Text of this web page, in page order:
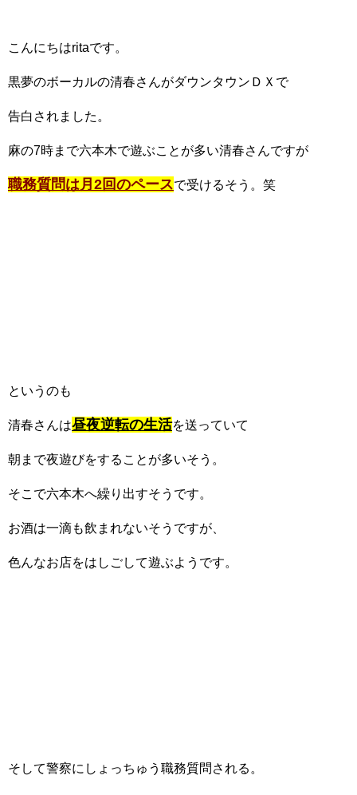
こんにちはritaです。
黒夢のボーカルの清春さんがダウンタウンＤＸで
告白されました。
麻の7時まで六本木で遊ぶことが多い清春さんですが
職務質問は月2回のペースで受けるそう。笑
というのも
清春さんは昼夜逆転の生活を送っていて
朝まで夜遊びをすることが多いそう。
そこで六本木へ繰り出すそうです。
お酒は一滴も飲まれないそうですが、
色んなお店をはしごして遊ぶようです。
そして警察にしょっちゅう職務質問される。